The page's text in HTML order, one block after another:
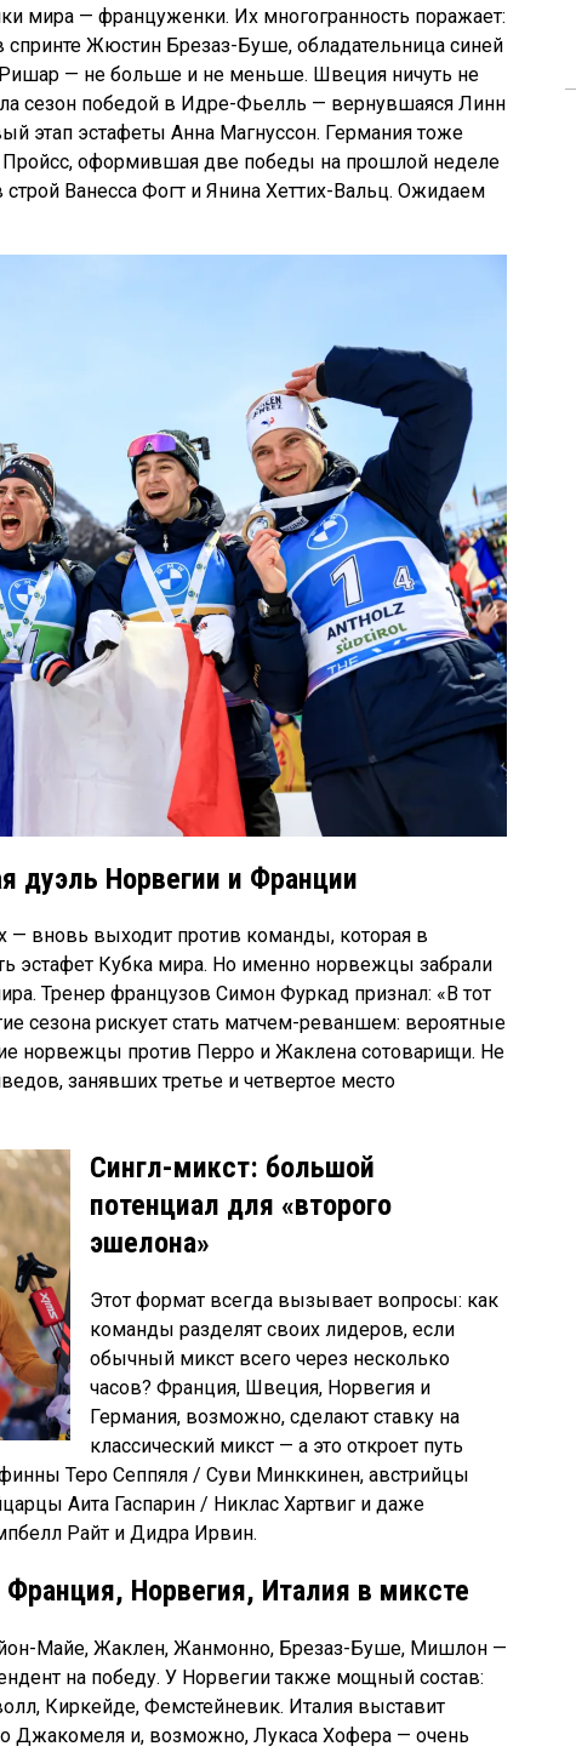
мира — француженки. Их многогранность поражает:
Жюстин Брезаз-Буше, обладательница синей
— не больше и не меньше. Швеция ничуть не
сезон победой в Идре-Фьелль — вернувшаяся Линн
этап эстафеты Анна Магнуссон. Германия тоже
Пройсс, оформившая две победы на прошлой неделе
Ванесса Фогт и Янина Хеттих-Вальц. Ожидаем
дуэль Норвегии и Франции
— вновь выходит против команды, которая в
эстафет Кубка мира. Но именно норвежцы забрали
Тренер французов Симон Фуркад признал: «В тот
сезона рискует стать матчем-реваншем: вероятные
норвежцы против Перро и Жаклена сотоварищи. Не
занявших третье и четвертое место
Сингл-микст: большой
потенциал для «второго
эшелона»
Этот формат всегда вызывает вопросы: как
команды разделят своих лидеров, если
обычный микст всего через несколько
часов? Франция, Швеция, Норвегия и
Германия, возможно, сделают ставку на
классический микст — а это откроет путь
Теро Сеппяля / Суви Минккинен, австрийцы
Аита Гаспарин / Никлас Хартвиг и даже
Райт и Дидра Ирвин.
Норвегия, Италия в миксте
Майе, Жаклен, Жанмонно, Брезаз-Буше, Мишлон —
на победу. У Норвегии также мощный состав:
Киркейде, Фемстейневик. Италия выставит
Джакомеля и, возможно, Лукаса Хофера — очень